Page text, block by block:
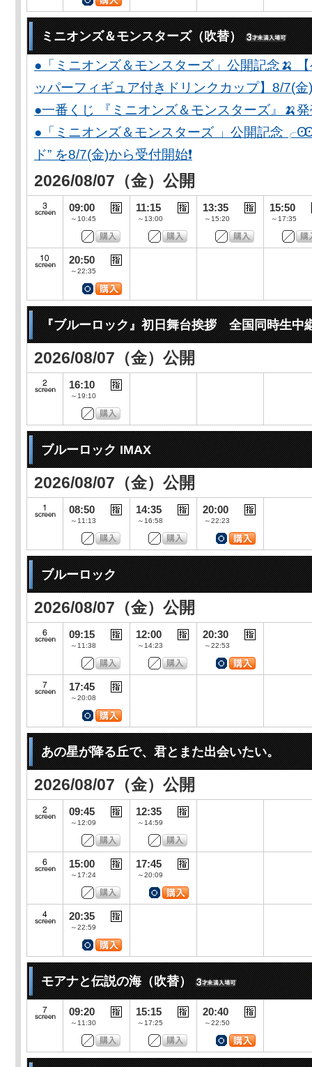
ミニオンズ＆モンスターズ（吹替）
●「ミニオンズ＆モンスターズ」公開記念🍌
ッパーフィギュア付きドリンクカップ】8/7(金
●一番くじ 『ミニオンズ＆モンスターズ』🍌
●「ミニオンズ＆モンスターズ 」公開記念
ド” を8/7(金)から受付開始❗️
2026/08/07（金）公開
09:00
～10:45
11:15
～13:00
13:35
～15:20
15:50
～17:35
20:50
～22:35
『ブルーロック』初日舞台挨拶 全国同時生中
2026/08/07（金）公開
16:10
～19:10
ブルーロック IMAX
2026/08/07（金）公開
08:50
～11:13
14:35
～16:58
20:00
～22:23
ブルーロック
2026/08/07（金）公開
09:15
～11:38
12:00
～14:23
20:30
～22:53
17:45
～20:08
あの星が降る丘で、君とまた出会いたい。
2026/08/07（金）公開
09:45
～12:09
12:35
～14:59
15:00
～17:24
17:45
～20:09
20:35
～22:59
モアナと伝説の海（吹替）
09:20
～11:30
15:15
～17:25
20:40
～22:50